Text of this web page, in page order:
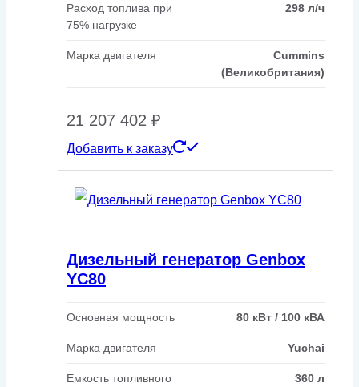
Расход топлива при
75% нагрузке
298 л/ч
Марка двигателя
Cummins
(Великобритания)
21 207 402 ₽
Добавить к заказу
Дизельный генератор Genbox
YC80
Основная мощность 80 кВт / 100 кВА
Марка двигателя Yuchai
Емкость топливного
360 л